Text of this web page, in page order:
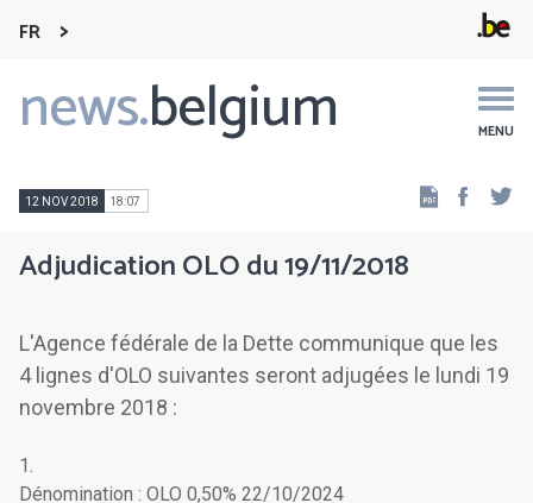
FR
news.belgium MENU
Main
navigation
12 NOV 2018 18:07
Adjudication OLO du 19/11/2018
L'Agence fédérale de la Dette communique que les
4 lignes d'OLO suivantes seront adjugées le lundi 19
novembre 2018 :
1.
Dénomination : OLO 0,50% 22/10/2024